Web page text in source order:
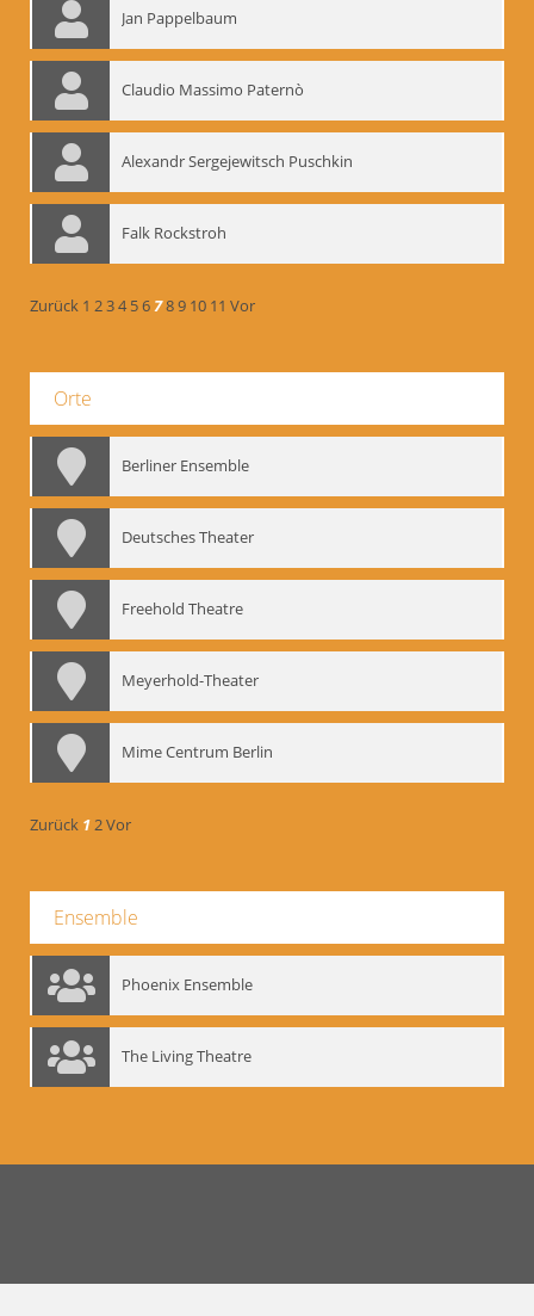
Jan Pappelbaum
Claudio Massimo Paternò
Alexandr Sergejewitsch Puschkin
Falk Rockstroh
Zurück 1 234 56789 10 11 Vor
Orte
Berliner Ensemble
Deutsches Theater
Freehold Theatre
Meyerhold-Theater
Mime Centrum Berlin
Zurück 12Vor
Ensemble
Phoenix Ensemble
The Living Theatre